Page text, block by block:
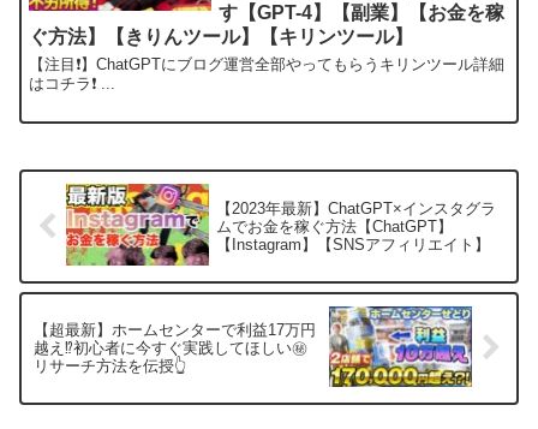
す【GPT-4】【副業】【お金を稼
ぐ方法】【きりんツール】【キリンツール】
【注目❗】ChatGPTにブログ運営全部やってもらうキリンツール詳細
はコチラ❗ ...
【2023年最新】ChatGPT×インスタグラ
ムでお金を稼ぐ方法【ChatGPT】
【Instagram】【SNSアフィリエイト】
【超最新】ホームセンターで利益17万円
越え⁉初心者に今すぐ実践してほしい㊙
リサーチ方法を伝授👆